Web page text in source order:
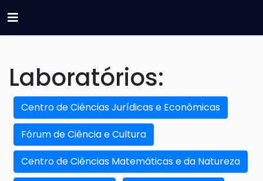
Laboratórios:
Centro de Ciências Jurídicas e Econômicas
Fórum de Ciência e Cultura
Centro de Ciências Matemáticas e da Natureza